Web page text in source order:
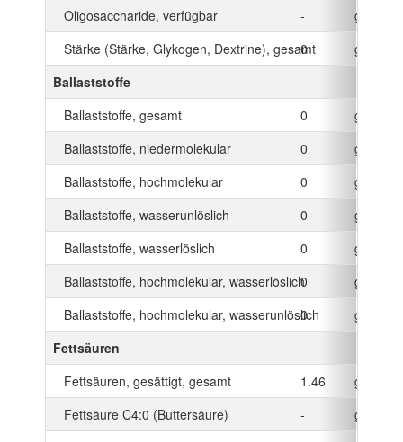
Oligosaccharide, verfügbar
-
g
Stärke (Stärke, Glykogen, Dextrine), gesamt
0
g
Ballaststoffe
Ballaststoffe, gesamt
0
g
Ballaststoffe, niedermolekular
0
g
Ballaststoffe, hochmolekular
0
g
Ballaststoffe, wasserunlöslich
0
g
Ballaststoffe, wasserlöslich
0
g
Ballaststoffe, hochmolekular, wasserlöslich0
g
Ballaststoffe, hochmolekular, wasserunlöslich
0
g
Fettsäuren
Fettsäuren, gesättigt, gesamt
1.46
g
Fettsäure C4:0 (Buttersäure)
-
g